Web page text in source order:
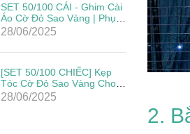
2.
SET 50/100 CÁI - Ghim Cài
Áo Cờ Đỏ Sao Vàng | Phụ
Kiện Yêu Nước Cho Ngày
28/06/2025
[SET 50/100 CHIẾC] Kẹp
Tóc Cờ Đỏ Sao Vàng Cho
Bé – Phụ Kiện Mừng Quốc
28/06/2025